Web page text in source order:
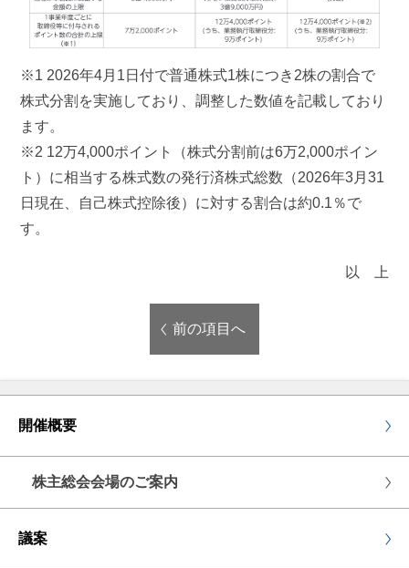
※1 2026年4月1日付で普通株式1株につき2株の割合で
株式分割を実施しており、調整した数値を記載しており
ます。
※2 12万4,000ポイント（株式分割前は6万2,000ポイン
ト）に相当する株式数の発行済株式総数（2026年3月31
日現在、自己株式控除後）に対する割合は約0.1％で
す。
以 上
前の項目へ
開催概要
株主総会会場のご案内
議案